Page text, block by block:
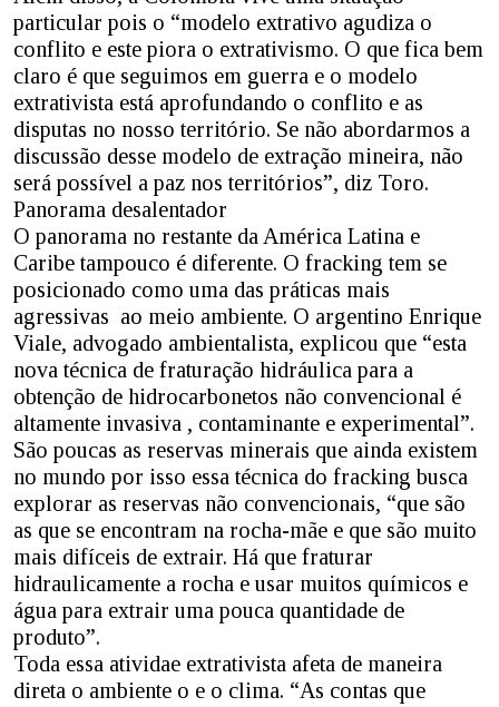
particular pois o “modelo extrativo agudiza o
conflito e este piora o extrativismo. O que fica bem
claro é que seguimos em guerra e o modelo
extrativista está aprofundando o conflito e as
disputas no nosso território. Se não abordarmos a
discussão desse modelo de extração mineira, não
será possível a paz nos territórios”, diz Toro.
Panorama desalentador
O panorama no restante da América Latina e
Caribe tampouco é diferente. O fracking tem se
posicionado como uma das práticas mais
agressivas ao meio ambiente. O argentino Enrique
Viale, advogado ambientalista, explicou que “esta
nova técnica de fraturação hidráulica para a
obtenção de hidrocarbonetos não convencional é
altamente invasiva , contaminante e experimental”.
São poucas as reservas minerais que ainda existem
no mundo por isso essa técnica do fracking busca
explorar as reservas não convencionais, “que são
as que se encontram na rocha-mãe e que são muito
mais difíceis de extrair. Há que fraturar
hidraulicamente a rocha e usar muitos químicos e
água para extrair uma pouca quantidade de
produto”.
Toda essa atividae extrativista afeta de maneira
direta o ambiente o e o clima. “As contas que